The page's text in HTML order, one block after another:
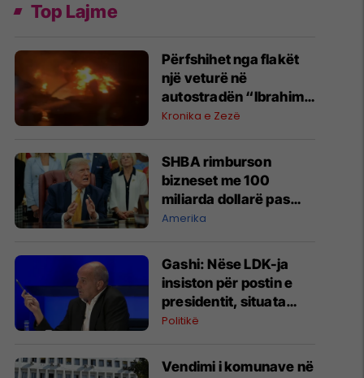
Top Lajme
Përfshihet nga flakët
një veturë në
autostradën “Ibrahim
Rugova”
Kronika e Zezë
SHBA rimburson
bizneset me 100
miliarda dollarë pas
anulimit të tarifave të
Amerika
Gashi: Nëse LDK-ja
insiston për postin e
presidentit, situata
komplikohet - pres që
Politikë
Vendimi i komunave në